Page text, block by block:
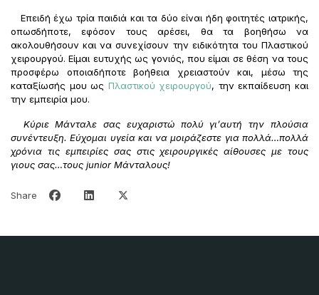
Επειδή έχω τρία παιδιά και τα δύο είναι ήδη φοιτητές ιατρικής,
οπωσδήποτε, εφόσον τους αρέσει, θα τα βοηθήσω να
ακολουθήσουν και να συνεχίσουν την ειδικότητα του Πλαστικού
χειρουργού. Είμαι ευτυχής ως γονιός, που είμαι σε θέση να τους
προσφέρω οποιαδήποτε βοήθεια χρειαστούν και, μέσω της
καταξίωσής μου ως Πλαστικού χειρουργού, την εκπαίδευση και
την εμπειρία μου.
Κύριε Μάνταλε σας ευχαριστώ πολύ γι’αυτή την πλούσια
συνέντευξη. Εύχομαι υγεία και να μοιράζεστε για πολλά…πολλά
χρόνια τις εμπειρίες σας στις χειρουργικές αίθουσες με τους
γιους σας…τους junior Μάνταλους!
Share